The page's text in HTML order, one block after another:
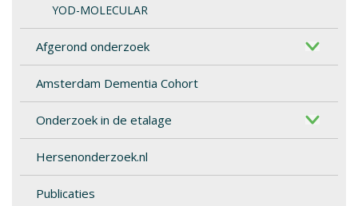
YOD-MOLECULAR
Afgerond onderzoek
Amsterdam Dementia Cohort
Onderzoek in de etalage
Hersenonderzoek.nl
Publicaties